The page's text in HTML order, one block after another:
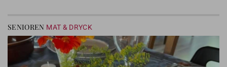
SENIOREN MAT & DRYCK